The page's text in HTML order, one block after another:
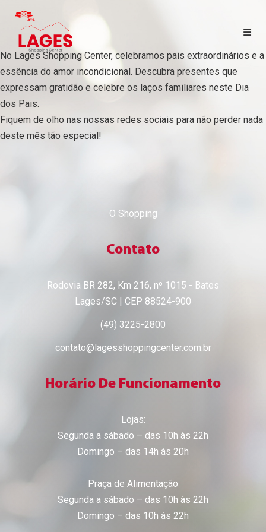
HOME
LOJAS
CINEMA
No Lages Shopping Center, celebramos pais extraordinários e a
essência do amor incondicional. Descubra presentes que
expressam gratidão e celebre os laços familiares neste Dia
dos Pais.
Fiquem de olho nas nossas redes sociais para não perder nada
deste mês tão especial!
O Shopping
Contato
Rodovia BR 282, Km 216, nº 1015 - Bates
Lages/SC | CEP 88524-900
(49) 3225-2800
contato@lagesshoppingcenter.com.br
Horário De Funcionamento
Lojas:
Segunda a sábado – das 10h às 22h
Domingo – das 14h às 20h
Praça de Alimentação
Segunda a sábado – das 10h às 22h
Domingo – das 10h às 22h